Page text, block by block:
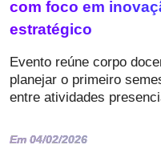
com foco em
estratégico
Evento reúne corpo
planejar o primeiro
entre atividades
Em 04/02/2026